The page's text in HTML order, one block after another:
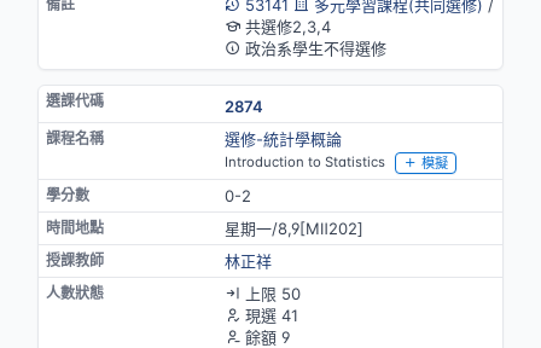
53141 多元學習課程(共同選修) /
共選修2,3,4
政治系學生不得選修
2874
選修-統計學概論
Introduction to Statistics 模擬
0-2
星期一/8,9[MⅡ202]
林正祥
上限 50
現選 41
餘額 9